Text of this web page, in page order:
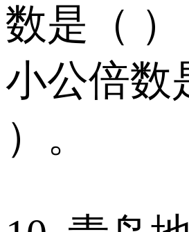
数是（
小公倍数
）。